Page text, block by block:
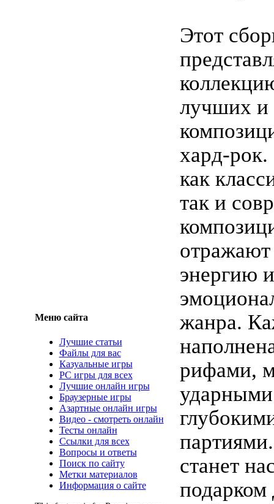
Меню сайта
Лучшие статьи
Файлы для вас
Казуальные игры
PC игры для всех
Лучшие онлайн игры
Браузерные игры
Азартные онлайн игры
Видео - смотреть онлайн
Тесты онлайн
Ссылки для всех
Вопросы и ответы
Поиск по сайту
Метки материалов
Информация о сайте
Этот
лучших и
хард-
как
так и
энергию и
жанра.
рифами,
станет
подарком